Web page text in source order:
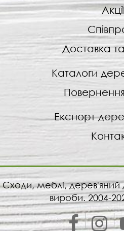
Доставка
Каталоги
Експорт
Сходи, меблі, дерев'яний
вироби. 2004-